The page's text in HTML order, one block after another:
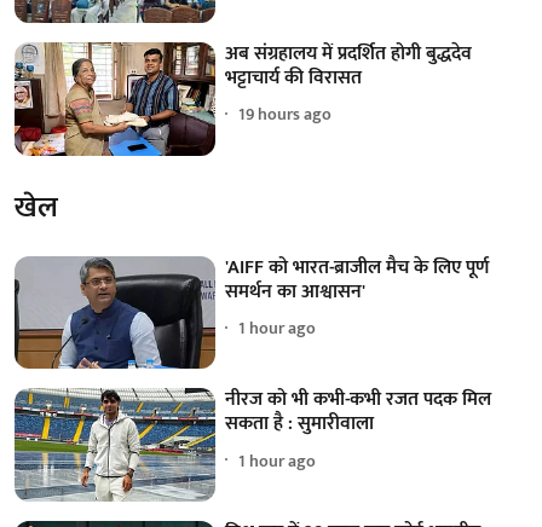
अब संग्रहालय में प्रदर्शित होगी बुद्धदेव
भट्टाचार्य की विरासत
19 hours ago
खेल
'AIFF को भारत-ब्राजील मैच के लिए पूर्ण
समर्थन का आश्वासन'
1 hour ago
नीरज को भी कभी-कभी रजत पदक मिल
सकता है : सुमारीवाला
1 hour ago